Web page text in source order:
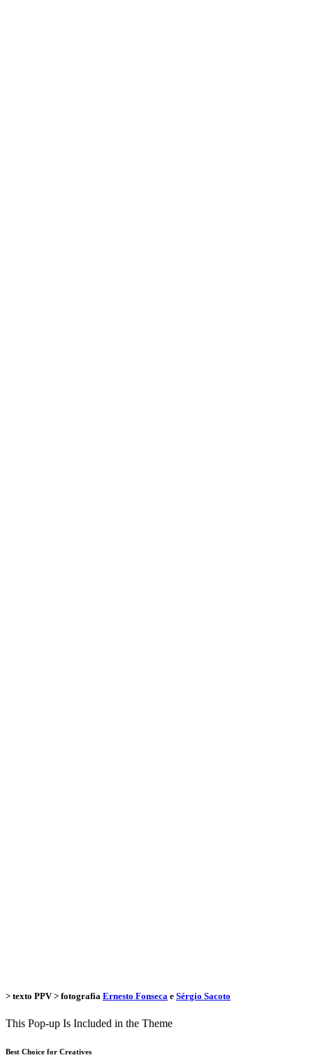
> texto PPV> fotografia Ernesto Fonseca e Sérgio Sacoto
This Pop-up Is Included in the Theme
Best Choice for Creatives